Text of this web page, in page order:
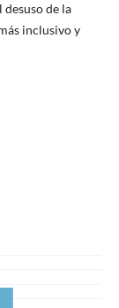
de la
inclusivo y